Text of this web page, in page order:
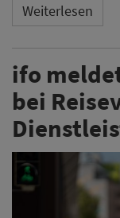
Weiterlesen
ifo
bei